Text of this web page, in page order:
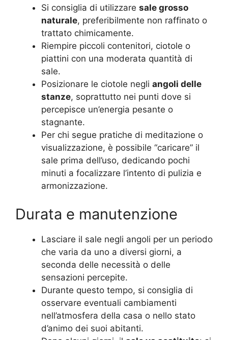
Si consiglia di utilizzare sale grosso
naturale, preferibilmente non raffinato o
trattato chimicamente.
Riempire piccoli contenitori, ciotole o
piattini con una moderata quantità di
sale.
Posizionare le ciotole negli angoli delle
stanze, soprattutto nei punti dove si
percepisce un’energia pesante o
stagnante.
Per chi segue pratiche di meditazione o
visualizzazione, è possibile “caricare” il
sale prima dell’uso, dedicando pochi
minuti a focalizzare l’intento di pulizia e
armonizzazione.
Durata e manutenzione
Lasciare il sale negli angoli per un periodo
che varia da uno a diversi giorni, a
seconda delle necessità o delle
sensazioni percepite.
Durante questo tempo, si consiglia di
osservare eventuali cambiamenti
nell’atmosfera della casa o nello stato
d’animo dei suoi abitanti.